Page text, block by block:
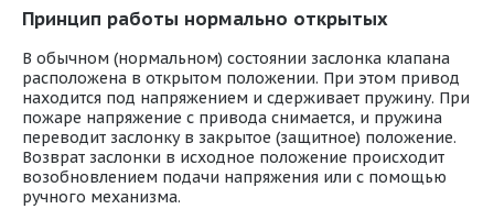
Принцип работы нормально открытых
В обычном (нормальном) состоянии заслонка клапана
расположена в открытом положении. При этом привод
находится под напряжением и сдерживает пружину. При
пожаре напряжение с привода снимается, и пружина
переводит заслонку в закрытое (защитное) положение.
Возврат заслонки в исходное положение происходит
возобновлением подачи напряжения или с помощью
ручного механизма.